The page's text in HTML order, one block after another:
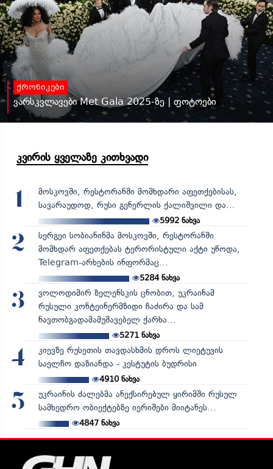
ქრონიკები
ვარსკვლავები Met Gala 2025-ზე | ფოტოები
კვირის ყველაზე კითხვადი
1
მოსკოვში, რესტორანში მომხდარი აფეთქებისას,
სავარაუდოდ, რუსი გენერლის ქალიშვილი და...
5992 ნახვა
2
სერგეი სობიანინმა მოსკოვში, რესტორანში
მომხდარ აფეთქებას ტერორისტული აქტი უწოდა,
Telegram-არხების ინფორმაც...
5284ნახვა
3
ვოლოდიმირ ზელენსკის ცნობით, უკრაინამ
რუსული კონტეინერმზიდი ჩაძირა და სამ
ნავთობგადამამუშავებელ ქარხა...
5271ნახვა
4
კიევზე რუსეთის თავდასხმის დროს ლიეტუვის
საელჩო დაზიანდა - კესტუტის ბუდრისი
4910ნახვა
5
უკრაინის ძალებმა ანექსირებულ ყირიმში რუსულ
სამხედრო ობიექტებზე იერიშები მიიტანეს...
4847ნახვა